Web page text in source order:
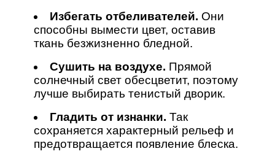
Избегать отбеливателей. Они
способны вымести цвет, оставив
ткань безжизненно бледной.
Сушить на воздухе. Прямой
солнечный свет обесцветит, поэтому
лучше выбирать тенистый дворик.
Гладить от изнанки. Так
сохраняется характерный рельеф и
предотвращается появление блеска.